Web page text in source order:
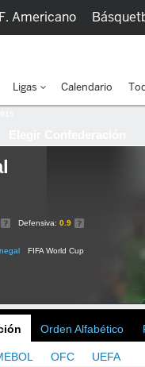
Defensiva: 0.9
FIFA World Cup
Orden Alfabético
OFC UEFA
F. Americano
Ligas Calendario